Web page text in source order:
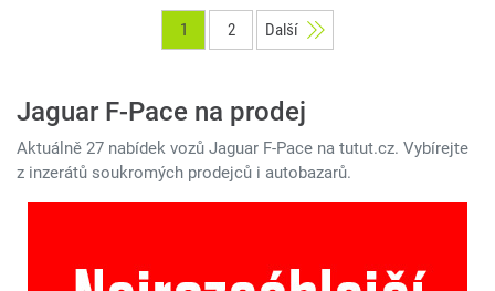
1 2 Další
Jaguar F-Pace na prodej
Aktuálně 27 nabídek vozů Jaguar F-Pace na tutut.cz. Vybírejte
z inzerátů soukromých prodejců i autobazarů.